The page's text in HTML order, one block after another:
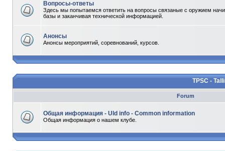
Вопросы-ответы
Здесь мы попытаемся ответить на вопросы связаные с оружием
базы и заканчивая технической информацией.
Анонсы
Анонсы мероприятий, соревнований, курсов.
TPSC -
Forum
Общая информация - Uld info - Common information
Общая информация о нашем клубе.